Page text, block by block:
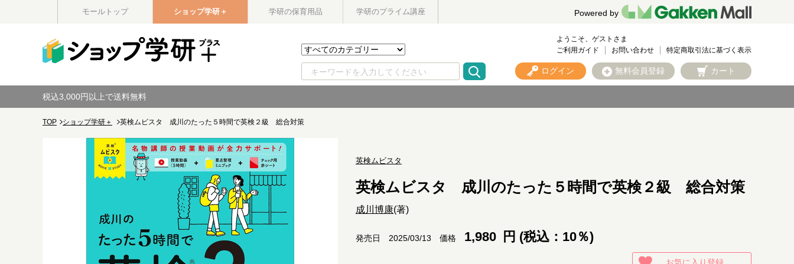
モールトップ ショップ学研＋ 学研の保育用品 学研のプライム講座 Powered by
ようこそ、ゲストさま
ご利用ガイド
お問い合わせ 特定商取引法に基づく表示
ログイン 無料会員登録 カート
税込3,000円以上で送料無料
TOP ショップ学研＋ 英検ムビスタ 成川のたった５時間で英検２級 総合対策
英検ムビスタ
英検ムビスタ 成川のたった５時間で英検２級 総合対策
成川博康(著)
発売日 2025/03/13 価格 1,980 円 (税込：10％)